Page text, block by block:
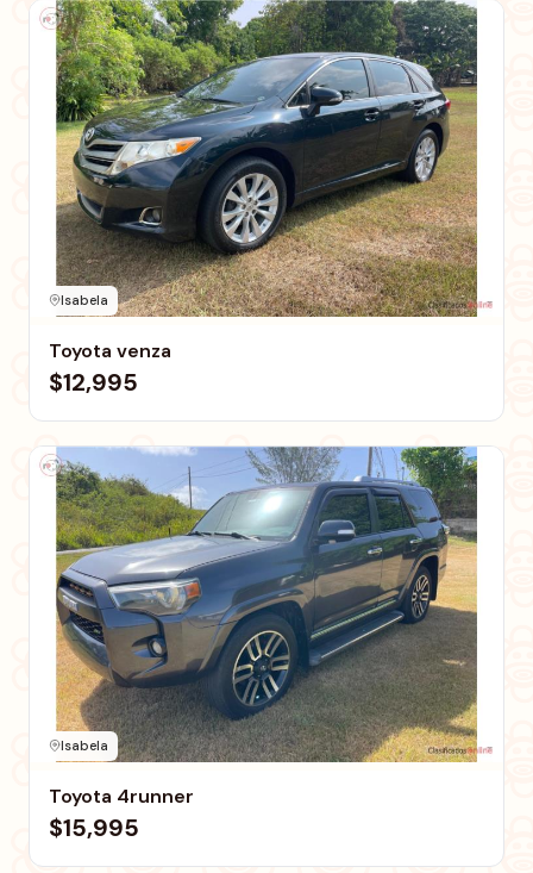
Isabela
Toyota venza
$12,995
Isabela
Toyota 4runner
$15,995